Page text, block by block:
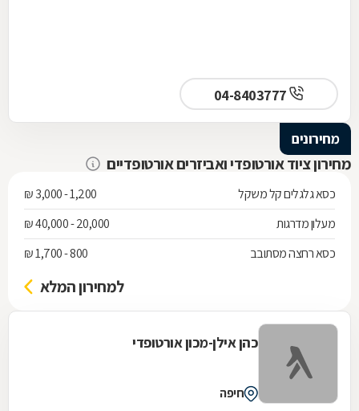
04-8403777
מחירונים
מחירון ציוד אורטופדי ואביזרים אורטופדיים
כסא גלגלים קל משקל
1,200 - 3,000 ₪
מעלון מדרגות
20,000 - 40,000 ₪
כסא רחצה מסתובב
800 - 1,700 ₪
למחירון המלא
כהן אילן-מכון אורטופדי
חיפה